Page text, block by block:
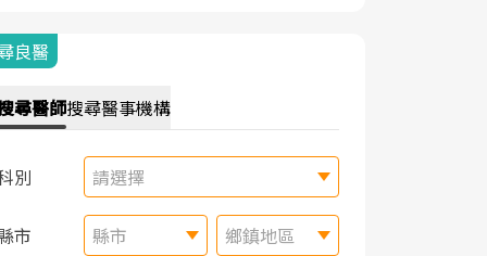
良醫
尋醫師搜尋醫事機構
別 請選擇
市 縣市 鄉鎮地區